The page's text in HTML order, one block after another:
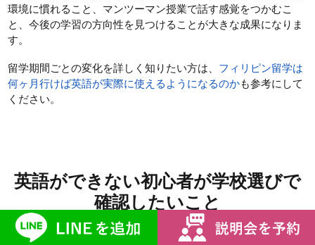
環境に慣れること、マンツーマン授業で話す感覚をつかむこ
と、今後の学習の方向性を見つけることが大きな成果になりま
す。
留学期間ごとの変化を詳しく知りたい方は、 フィリピン留学は
何ヶ月行けば英語が実際に使えるようになるのかも参考にして
ください。
英語ができない初心者が学校選びで
確認したいこと